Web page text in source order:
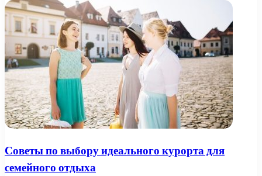
Советы по выбору идеального курорта для
семейного отдыха